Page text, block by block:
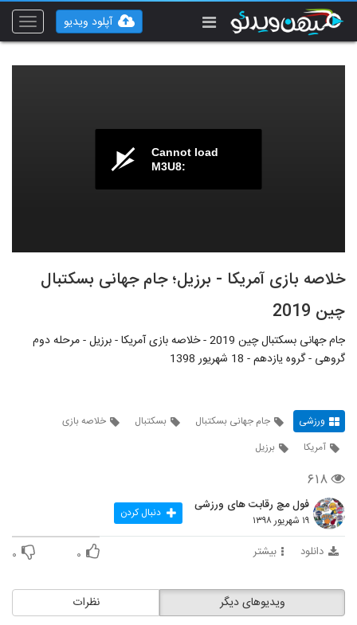
Toggle
آپلود ویدیو
Cannot load
M3U8:
خلاصه بازی آمریکا - برزیل؛ جام جهانی بسکتبال
چین 2019
جام جهانی بسکتبال چین 2019 - خلاصه بازی آمریکا - برزیل - مرحله دوم
گروهی - گروه یازدهم - 18 شهریور 1398
ورزشی جام جهانی بسکتبال بسکتبال
خلاصه بازی
آمریکا
برزیل
۶۱۸
فول مچ رقابت های ورزشی
۱۹ شهریور ۱۳۹۸ دنبال کردن
دانلود بیشتر ۰ ۰
نظرات ویدیوهای دیگر